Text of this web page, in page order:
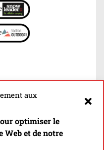
aux
optimiser le
Web et de notre
100%